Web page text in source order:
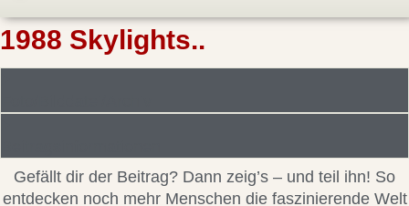
1988 Skylights..
Gefällt dir der Beitrag? Dann zeig’s – und teil ihn! So
entdecken noch mehr Menschen die faszinierende Welt